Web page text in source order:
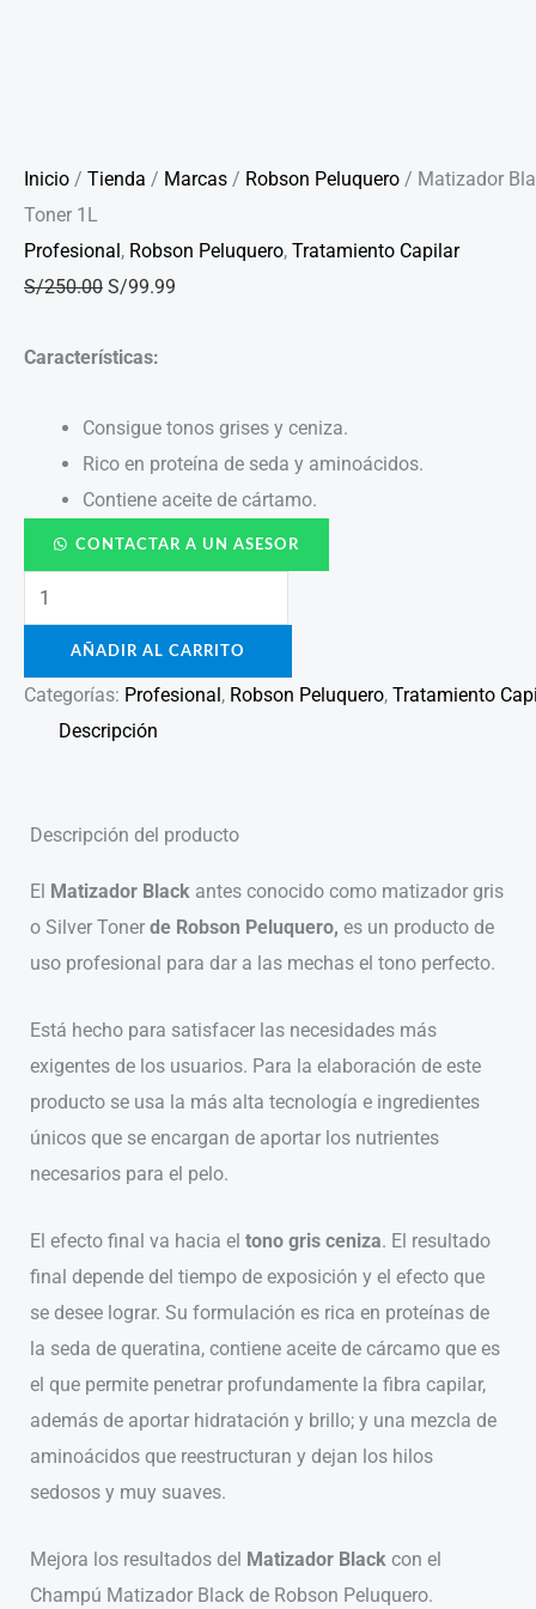
Inicio / Tienda / Marcas / Robson Peluquero / Matizador
Toner 1L
Profesional, Robson Peluquero, Tratamiento Capilar
S/250.00 S/99.99
Características:
Consigue tonos grises y ceniza.
Rico en proteína de seda y aminoácidos.
Contiene aceite de cártamo.
CONTACTAR A UN ASESOR
AÑADIR AL CARRITO
Categorías: Profesional, Robson Peluquero, Tratamiento
Descripción
Descripción del producto
El Matizador Black antes conocido como matizador gris
o Silver Toner de Robson Peluquero, es un producto de
uso profesional para dar a las mechas el tono perfecto.
Está hecho para satisfacer las necesidades más
exigentes de los usuarios. Para la elaboración de este
producto se usa la más alta tecnología e ingredientes
únicos que se encargan de aportar los nutrientes
necesarios para el pelo.
El efecto final va hacia el tono gris ceniza. El resultado
final depende del tiempo de exposición y el efecto que
se desee lograr. Su formulación es rica en proteínas de
la seda de queratina, contiene aceite de cárcamo que es
el que permite penetrar profundamente la fibra capilar,
además de aportar hidratación y brillo; y una mezcla de
aminoácidos que reestructuran y dejan los hilos
sedosos y muy suaves.
Mejora los resultados del Matizador Black con el
Champú Matizador Black de Robson Peluquero.